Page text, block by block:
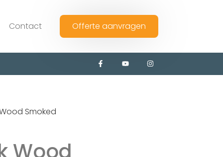
Contact Offerte aanvragen
Smoked
Wood